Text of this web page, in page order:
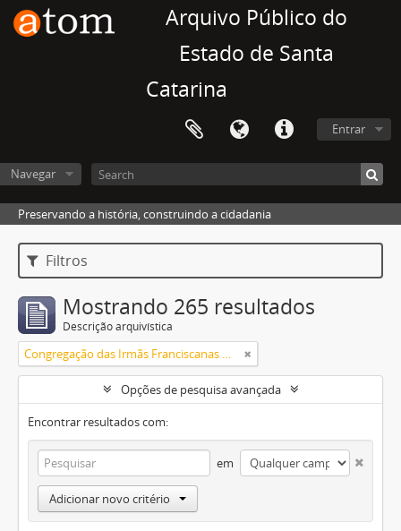
Arquivo Público do
Estado de Santa
Catarina
Entrar
Navegar
Preservando a história, construindo a cidadania
Filtros
Mostrando 265 resultados
Descrição arquivística
Congregação das Irmãs Franciscanas Missionárias de Maria Auxiliadora
Opções de pesquisa avançada
Encontrar resultados com:
em
Adicionar novo critério